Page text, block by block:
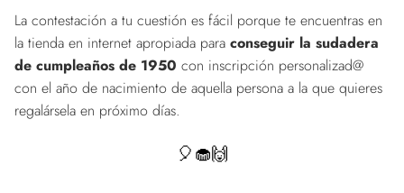
La contestación a tu cuestión es fácil porque te encuentras en
la tienda en internet apropiada para conseguir la sudadera
de cumpleaños de 1950 con inscripción personalizad@
con el año de nacimiento de aquella persona a la que quieres
regalársela en próximo días.
🎈🧁🙌